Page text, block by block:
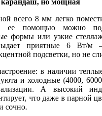
всего 8 мм легко
ее помощью можно
формы или узкие
приятные 6 Вт/м
подсветки, но не
в наличии
и холодные (4000,
А высокий
что даже в парной
сочно.